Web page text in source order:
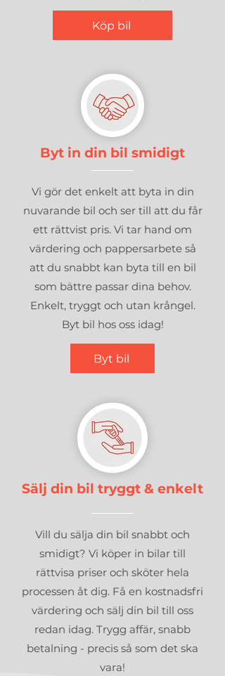
Köp bil
Byt in din bil smidigt
Vi gör det enkelt att byta in din
nuvarande bil och ser till att du får
ett rättvist pris. Vi tar hand om
värdering och pappersarbete så
att du snabbt kan byta till en bil
som bättre passar dina behov.
Enkelt, tryggt och utan krångel.
Byt bil hos oss idag!
Byt bil
Sälj din bil tryggt & enkelt
Vill du sälja din bil snabbt och
smidigt? Vi köper in bilar till
rättvisa priser och sköter hela
processen åt dig. Få en kostnadsfri
värdering och sälj din bil till oss
redan idag. Trygg affär, snabb
betalning - precis så som det ska
vara!